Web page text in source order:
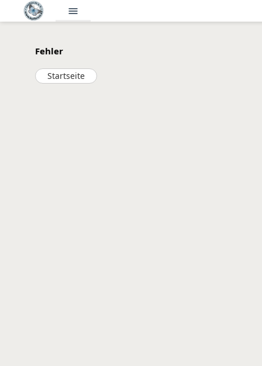
menu
Fehler
Startseite